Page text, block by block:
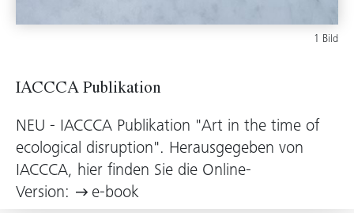
1 Bild
IACCCA Publikation
NEU - IACCCA Publikation "Art in the time of
ecological disruption". Herausgegeben von
IACCCA, hier finden Sie die Online-
Version:
e-book